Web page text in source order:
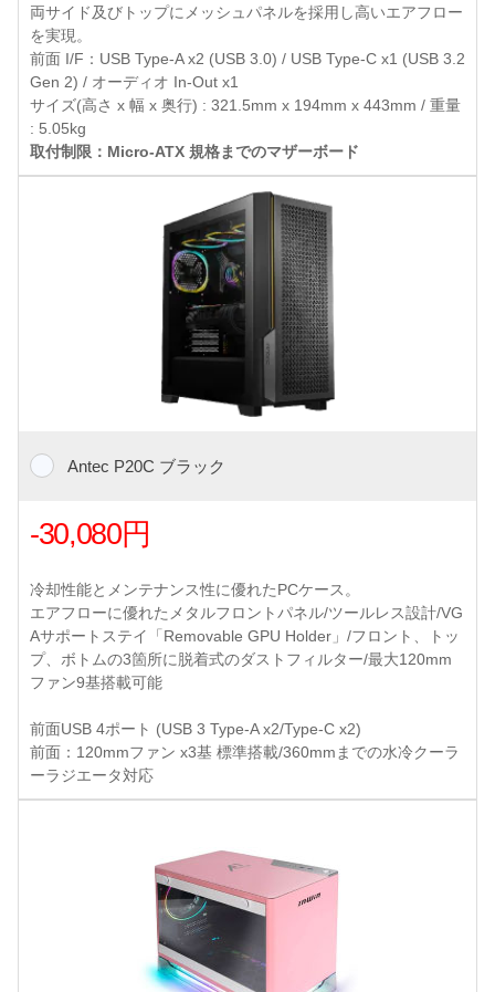
両サイド及びトップにメッシュパネルを採用し高いエアフロー
を実現。
前面 I/F：USB Type-A x2 (USB 3.0) / USB Type-C x1 (USB 3.2
Gen 2) / オーディオ In-Out x1
サイズ(高さ x 幅 x 奥行) : 321.5mm x 194mm x 443mm / 重量
: 5.05kg
取付制限：Micro-ATX 規格までのマザーボード
Antec P20C ブラック
-30,080円
冷却性能とメンテナンス性に優れたPCケース。
エアフローに優れたメタルフロントパネル/ツールレス設計/VG
Aサポートステイ「Removable GPU Holder」/フロント、トッ
プ、ボトムの3箇所に脱着式のダストフィルター/最大120mm
ファン9基搭載可能
前面USB 4ポート (USB 3 Type-A x2/Type-C x2)
前面：120mmファン x3基 標準搭載/360mmまでの水冷クーラ
ーラジエータ対応